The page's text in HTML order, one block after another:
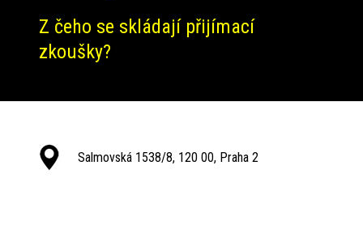
Z čeho se skládají přijímací
zkoušky?
Salmovská 1538/8, 120 00, Praha 2